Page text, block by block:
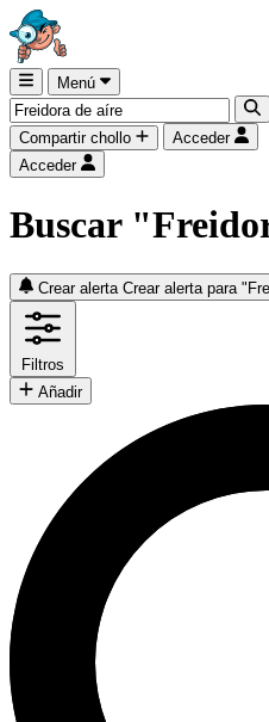
Menú
Compartir chollo
Acceder
Acceder
Buscar
Crear alerta Crear alerta para
Filtros
Añadir